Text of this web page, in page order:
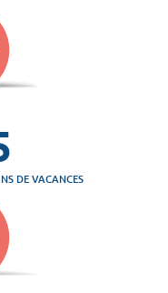
DE VACANCES